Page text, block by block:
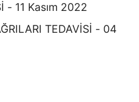
- 11 Kasım 2022
TEDAVİSİ - 04